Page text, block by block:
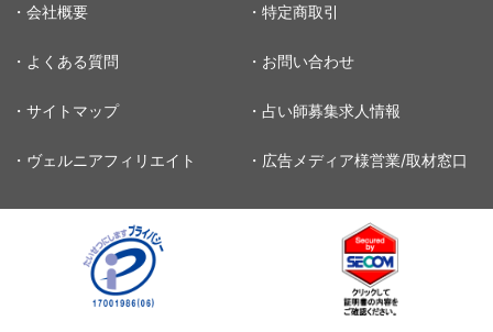
・会社概要
・特定商取引
・よくある質問 ・お問い合わせ
・サイトマップ ・占い師募集求人情報
・ヴェルニアフィリエイト ・広告メディア様営業/取材窓口